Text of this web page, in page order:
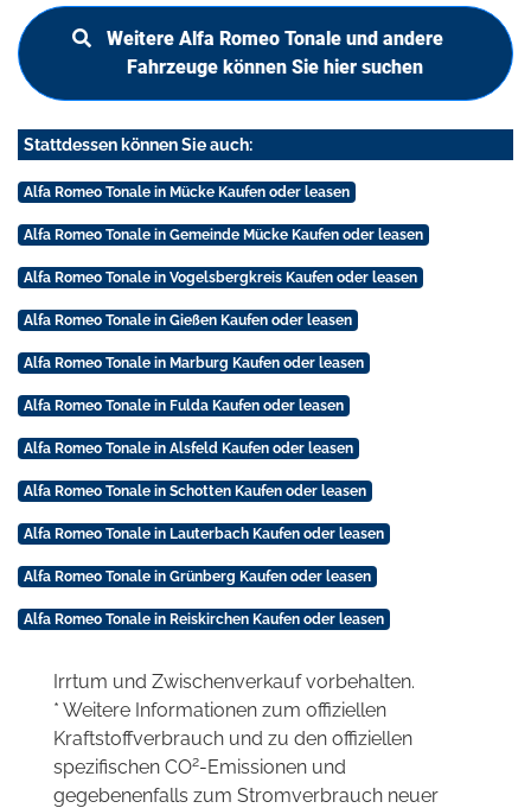
Weitere Alfa Romeo Tonale und andere
Fahrzeuge können Sie hier suchen
Stattdessen können Sie auch:
Alfa Romeo Tonale in Mücke Kaufen oder leasen
Alfa Romeo Tonale in Gemeinde Mücke Kaufen oder leasen
Alfa Romeo Tonale in Vogelsbergkreis Kaufen oder leasen
Alfa Romeo Tonale in Gießen Kaufen oder leasen
Alfa Romeo Tonale in Marburg Kaufen oder leasen
Alfa Romeo Tonale in Fulda Kaufen oder leasen
Alfa Romeo Tonale in Alsfeld Kaufen oder leasen
Alfa Romeo Tonale in Schotten Kaufen oder leasen
Alfa Romeo Tonale in Lauterbach Kaufen oder leasen
Alfa Romeo Tonale in Grünberg Kaufen oder leasen
Alfa Romeo Tonale in Reiskirchen Kaufen oder leasen
Irrtum und Zwischenverkauf vorbehalten.
* Weitere Informationen zum offiziellen
Kraftstoffverbrauch und zu den offiziellen
spezifischen CO2-Emissionen und
gegebenenfalls zum Stromverbrauch neuer